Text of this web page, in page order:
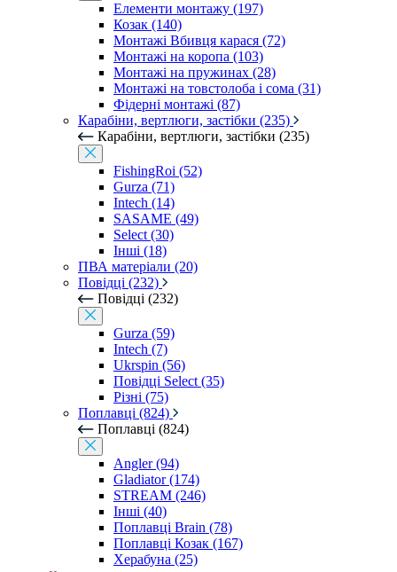
Елементи монтажу (197)
Козак (140)
Монтажі Вбивця карася (72)
Монтажі на коропа (103)
Монтажі на пружинах (28)
Монтажі на товстолоба і сома (31)
Фідерні монтажі (87)
Карабіни, вертлюги, застібки (235)
Карабіни, вертлюги, застібки (235)
FishingRoi (52)
Gurza (71)
Intech (14)
SASAME (49)
Select (30)
Інші (18)
ПВА матеріали (20)
Повідці (232)
Повідці (232)
Gurza (59)
Intech (7)
Ukrspin (56)
Повідці Select (35)
Різні (75)
Поплавці (824)
Поплавці (824)
Angler (94)
Gladiator (174)
STREAM (246)
Інші (40)
Поплавці Brain (78)
Поплавці Козак (167)
Херабуна (25)